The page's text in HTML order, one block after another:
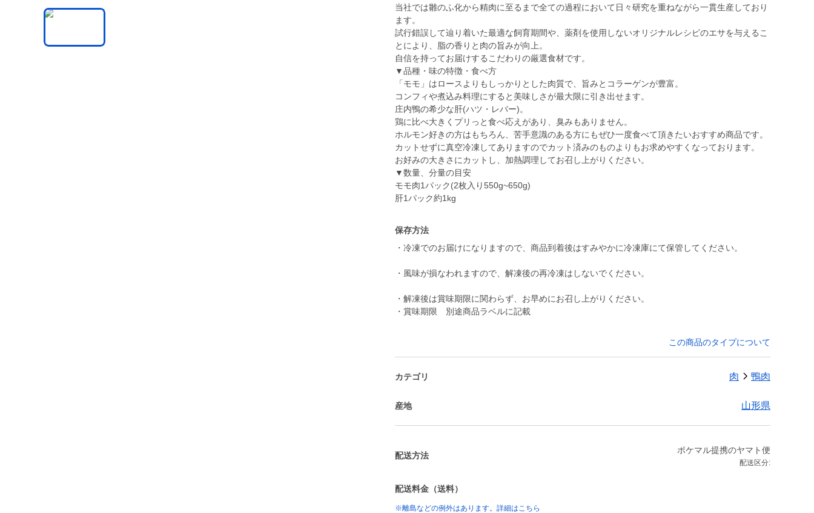
当社では雛のふ化から精肉に至るまで全ての過程において日々研究を重ねながら一貫生産しており
ます。
試行錯誤して辿り着いた最適な飼育期間や、薬剤を使用しないオリジナルレシピのエサを与えるこ
とにより、脂の香りと肉の旨みが向上。
自信を持ってお届けするこだわりの厳選食材です。
▼品種・味の特徴・食べ方
「モモ」はロースよりもしっかりとした肉質で、旨みとコラーゲンが豊富。
コンフィや煮込み料理にすると美味しさが最大限に引き出せます。
庄内鴨の希少な肝(ハツ・レバー)。
鶏に比べ大きくプリっと食べ応えがあり、臭みもありません。
ホルモン好きの方はもちろん、苦手意識のある方にもぜひ一度食べて頂きたいおすすめ商品です。
カットせずに真空冷凍してありますのでカット済みのものよりもお求めやすくなっております。
お好みの大きさにカットし、加熱調理してお召し上がりください。
▼数量、分量の目安
モモ肉1パック(2枚入り550g~650g)
肝1パック約1kg
保存方法
・冷凍でのお届けになりますので、商品到着後はすみやかに冷凍庫にて保管してください。
・風味が損なわれますので、解凍後の再冷凍はしないでください。
・解凍後は賞味期限に関わらず、お早めにお召し上がりください。
・賞味期限 別途商品ラベルに記載
この商品のタイプについて
カテゴリ 肉 鴨肉
産地 山形県
配送方法
ポケマル提携のヤマト便
配送区分:
配送料金（送料）
※離島などの例外はあります。詳細はこちら